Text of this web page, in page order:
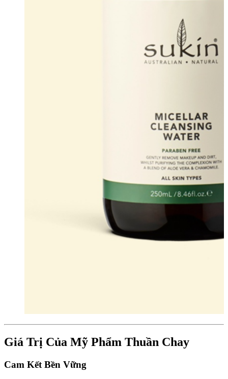
Giá Trị Của Mỹ Phẩm Thuần Chay
Cam Kết Bền Vững